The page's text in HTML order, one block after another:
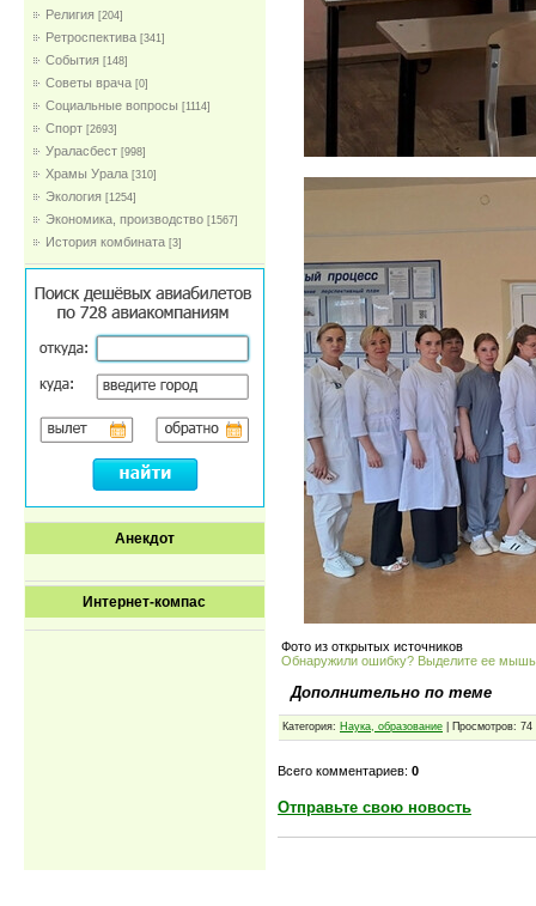
Религия [204]
Ретроспектива [341]
События [148]
Советы врача [0]
Социальные вопросы [1114]
Спорт [2693]
Ураласбест [998]
Храмы Урала [310]
Экология [1254]
Экономика, производство [1567]
История комбината [3]
Анекдот
Интернет-компас
Фото из открытых источников
Обнаружили ошибку? Выделите ее
Дополнительно по теме
Категория: Наука, образование | Просмотров:
Всего комментариев: 0
Отправьте свою новость